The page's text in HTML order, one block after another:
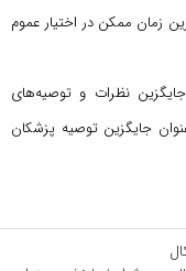
زمان ممکن در اختیار عموم
نظرات و توصیه‌های
جایگزین توصیه پزشکان